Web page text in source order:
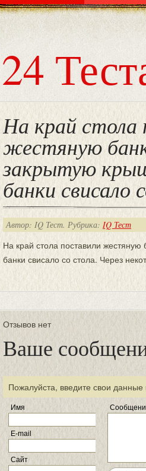
24
На край стола
жестяную
закрытую
банки свисало
Автор: IQ Тест. Рубрика: IQ Тест
На край стола поставили жестяную
банки свисало со стола. Через
Отзывов нет
Ваше
Пожалуйста, введите свои
Имя
E-mail
Сайт